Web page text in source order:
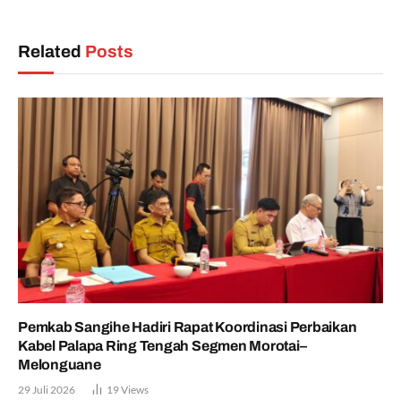
Related Posts
Pemkab Sangihe Hadiri Rapat Koordinasi Perbaikan
Kabel Palapa Ring Tengah Segmen Morotai–
Melonguane
29 Juli 2026 19Views